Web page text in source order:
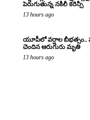
పెరుగుతున్న నకిలీ కరెన్సీ
13 hours ago
యూపీలో వర్షాల బీభత్సం..
చెందిన ఆరుగురు మృతి
13 hours ago